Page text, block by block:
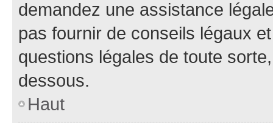
demandez une assistance
pas fournir de conseils légaux
questions légales de toute
dessous.
Haut